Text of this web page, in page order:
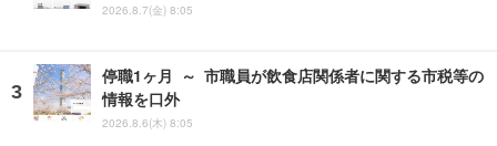
2026.8.7(金) 8:05
停職1ヶ月 ～ 市職員が飲食店関係者に関する市税等の
情報を口外
2026.8.6(木) 8:05